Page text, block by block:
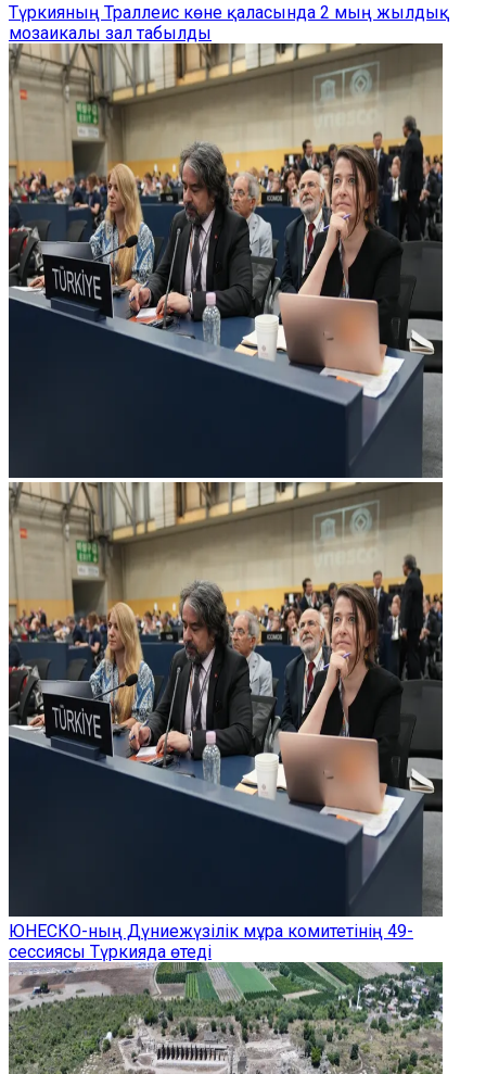
Түркияның Траллеис көне қаласында 2 мың жылдық
мозаикалы зал табылды
ЮНЕСКО-ның Дүниежүзілік мұра комитетінің 49-
сессиясы Түркияда өтеді